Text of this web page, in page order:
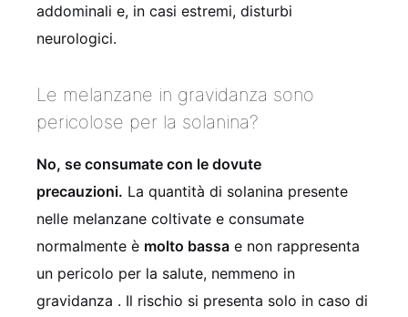
addominali e, in casi estremi, disturbi
neurologici.
Le melanzane in gravidanza sono
pericolose per la solanina?
No, se consumate con le dovute
precauzioni. La quantità di solanina presente
nelle melanzane coltivate e consumate
normalmente è molto bassa e non rappresenta
un pericolo per la salute, nemmeno in
gravidanza . Il rischio si presenta solo in caso di